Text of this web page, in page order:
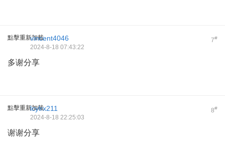
點擊重新加載 7#
vincent4046
2024-8-18 07:43:22
多谢分享
點擊重新加載 8#
lcylrx211
2024-8-18 22:25:03
谢谢分享